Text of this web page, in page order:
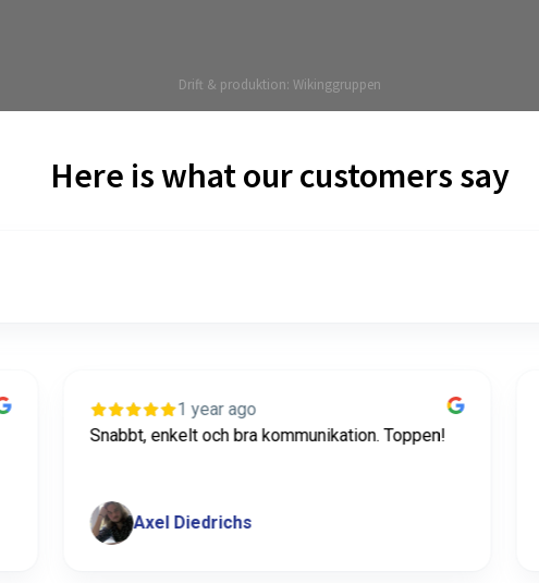
Drift & produktion: Wikinggruppen
Here is what our customers say
3 years ago
Tack för en bra produkt, det hjälpte mig otroligt
A Amanda